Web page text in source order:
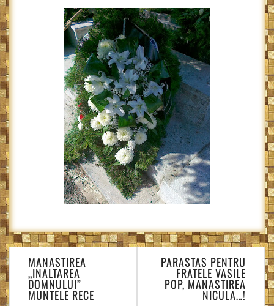
Navigare
în
articole
MANASTIREA
„INALTAREA
DOMNULUI”
MUNTELE RECE
PARASTAS PENTRU
FRATELE VASILE
POP, MANASTIREA
NICULA…!